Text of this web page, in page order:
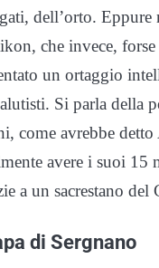
dell’orto. Eppure
che invece,
un ortaggio
Si parla della
come avrebbe
avere i suoi 15
a un sacrestano del
di Sergnano